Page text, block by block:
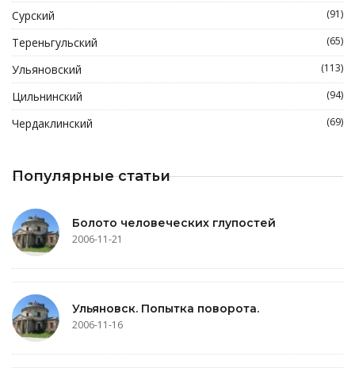
Сурский (91)
Тереньгульский (65)
Ульяновский (113)
Цильнинский (94)
Чердаклинский (69)
Популярные статьи
Болото человеческих глупостей
2006-11-21
Ульяновск. Попытка поворота.
2006-11-16